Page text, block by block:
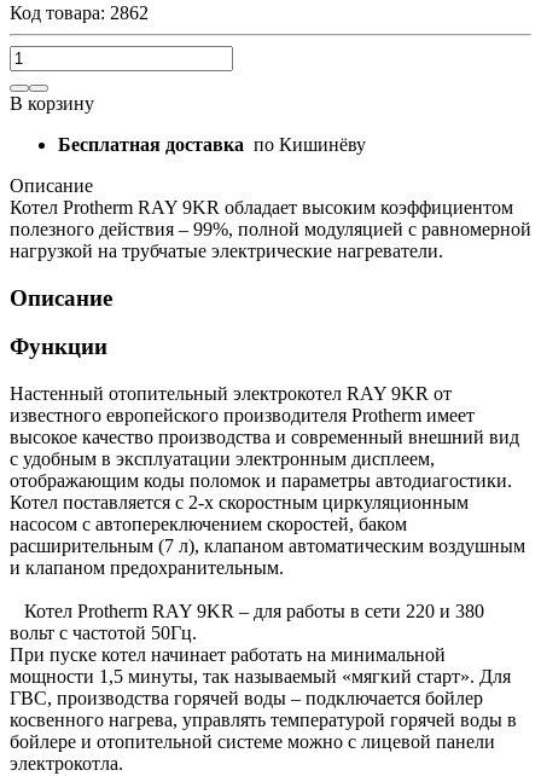
Код товара: 2862
В корзину
Бесплатная доставка по Кишинёву
Описание
Котел Protherm RAY 9KR обладает высоким коэффициентом
полезного действия – 99%, полной модуляцией с равномерной
нагрузкой на трубчатые электрические нагреватели.
Описание
Функции
Настенный отопительный электрокотел RAY 9KR от
известного европейского производителя Protherm имеет
высокое качество производства и современный внешний вид
с удобным в эксплуатации электронным дисплеем,
отображающим коды поломок и параметры автодиагостики.
Котел поставляется с 2-х скоростным циркуляционным
насосом с автопереключением скоростей, баком
расширительным (7 л), клапаном автоматическим воздушным
и клапаном предохранительным.
Котел Protherm RAY 9KR – для работы в сети 220 и 380
вольт с частотой 50Гц.
При пуске котел начинает работать на минимальной
мощности 1,5 минуты, так называемый «мягкий старт». Для
ГВС, производства горячей воды – подключается бойлер
косвенного нагрева, управлять температурой горячей воды в
бойлере и отопительной системе можно с лицевой панели
электрокотла.